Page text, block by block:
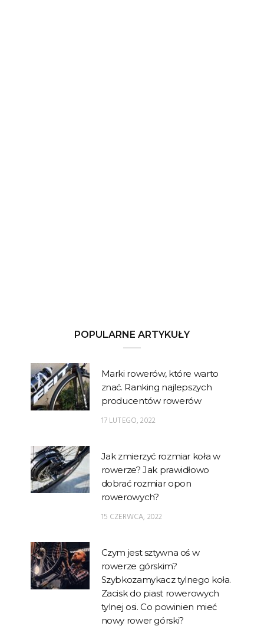
POPULARNE ARTYKUŁY
Marki rowerów, które warto
znać. Ranking najlepszych
producentów rowerów
17 LUTEGO, 2022
Jak zmierzyć rozmiar koła w
rowerze? Jak prawidłowo
dobrać rozmiar opon
rowerowych?
15 CZERWCA, 2022
Czym jest sztywna oś w
rowerze górskim?
Szybkozamykacz tylnego koła.
Zacisk do piast rowerowych
tylnej osi. Co powinien mieć
nowy rower górski?